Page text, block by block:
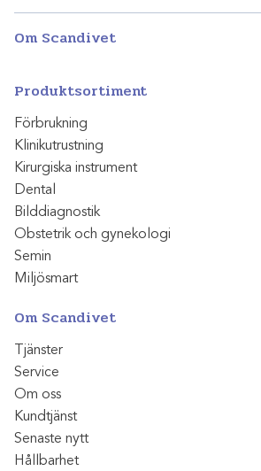
Om Scandivet
Produktsortiment
Förbrukning
Klinikutrustning
Kirurgiska instrument
Dental
Bilddiagnostik
Obstetrik och gynekologi
Semin
Miljösmart
Om Scandivet
Tjänster
Service
Om oss
Kundtjänst
Senaste nytt
Hållbarhet